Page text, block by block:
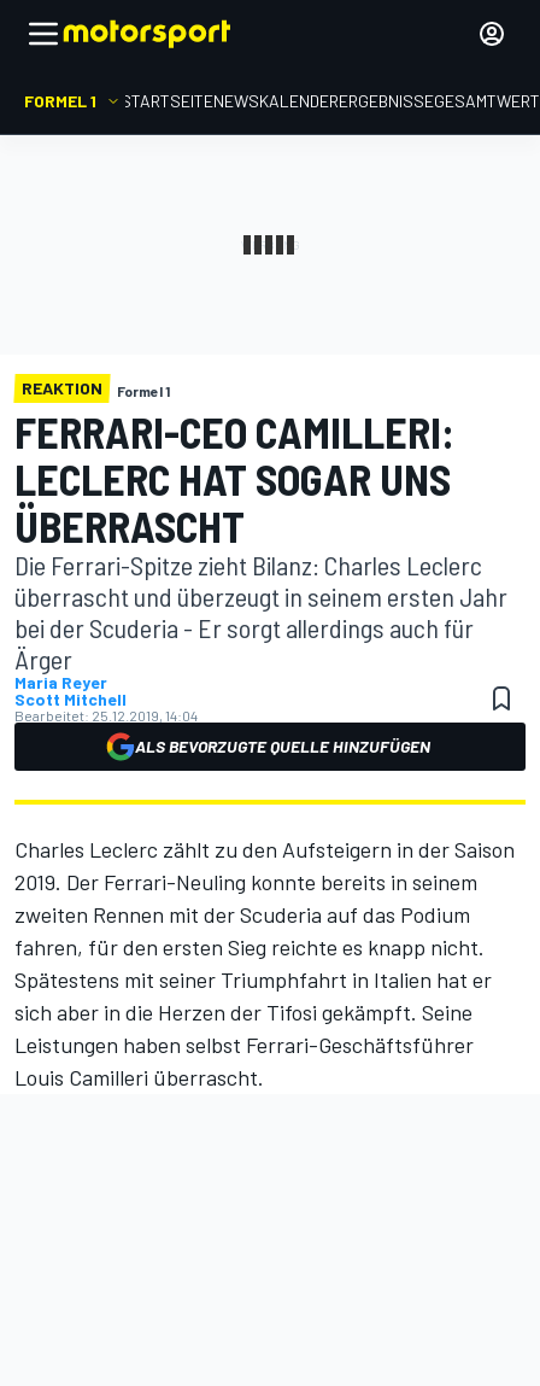
FORMEL 1 STARTSEITENEWSKALENDERERGEBNISSE
REAKTION Formel 1
FERRARI-CEO CAMILLERI:
LECLERC HAT SOGAR UNS
ÜBERRASCHT
Die Ferrari-Spitze zieht Bilanz: Charles Leclerc
überrascht und überzeugt in seinem ersten Jahr
bei der Scuderia - Er sorgt allerdings auch für
Ärger
Maria Reyer
Scott Mitchell
Bearbeitet: 25.12.2019, 14:04
ALS BEVORZUGTE QUELLE HINZUFÜGEN
Charles Leclerc zählt zu den Aufsteigern in der Saison
2019. Der Ferrari-Neuling konnte bereits in seinem
zweiten Rennen mit der Scuderia auf das Podium
fahren, für den ersten Sieg reichte es knapp nicht.
Spätestens mit seiner Triumphfahrt in Italien hat er
sich aber in die Herzen der Tifosi gekämpft. Seine
Leistungen haben selbst Ferrari-Geschäftsführer
Louis Camilleri überrascht.